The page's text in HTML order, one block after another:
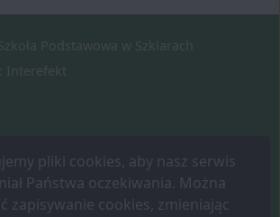
pliki cookies, aby nasz serwis
Państwa oczekiwania. Można
zapisywanie cookies, zmieniając
Podstawowa w Szklarach
Interefekt